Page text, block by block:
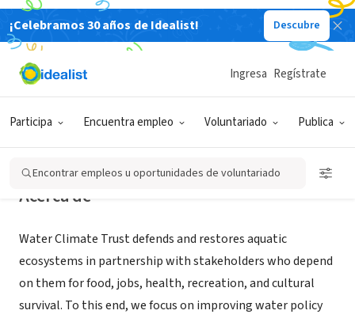
¡Celebramos 30 años de Idealist! Descubre
Participa Encuentra empleo Voluntariado Publica
Ingresa Regístrate
Encontrar empleos u oportunidades de voluntariado
ORGANIZACIÓN SIN FIN DE LUCRO
Water Climate Trust
Acerca de
Water Climate Trust defends and restores aquatic
ecosystems in partnership with stakeholders who depend
on them for food, jobs, health, recreation, and cultural
survival. To this end, we focus on improving water policy